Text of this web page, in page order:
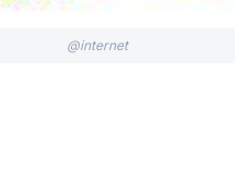
@internet